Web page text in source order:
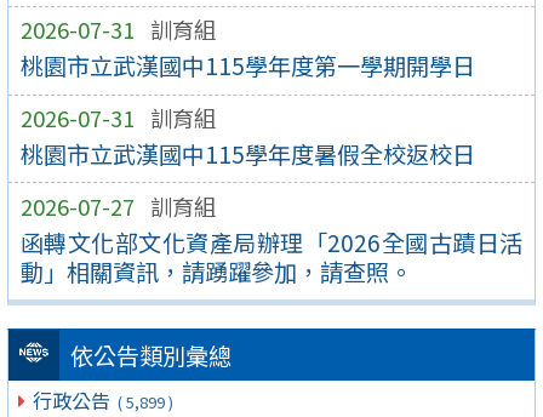
2026-07-31 訓育組
桃園市立武漢國中115學年度第一學期開學日
2026-07-31 訓育組
桃園市立武漢國中115學年度暑假全校返校日
2026-07-27 訓育組
函轉文化部文化資產局辦理「2026全國古蹟日活
動」相關資訊，請踴躍參加，請查照。
依公告類別彙總
行政公告 ( 5,899 )